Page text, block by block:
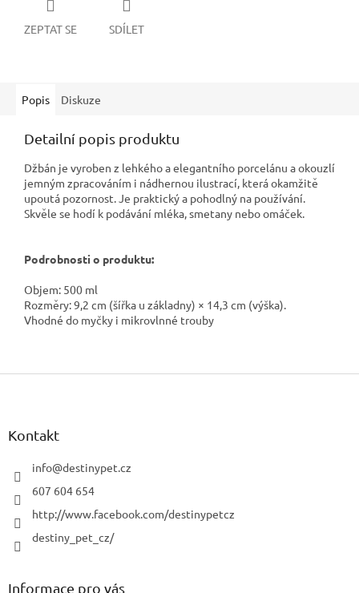
ZEPTAT SE SDÍLET
Popis Diskuze
Detailní popis produktu
Džbán je vyroben z lehkého a elegantního porcelánu a okouzlí
jemným zpracováním i nádhernou ilustrací, která okamžitě
upoutá pozornost. Je praktický a pohodlný na používání.
Skvěle se hodí k podávání mléka, smetany nebo omáček.
Podrobnosti o produktu:
Objem: 500 ml
Rozměry: 9,2 cm (šířka u základny) × 14,3 cm (výška).
Vhodné do myčky i mikrovlnné trouby
Z
Kontakt
info@destinypet.cz
607 604 654
http://www.facebook.com/destinypetcz
destiny_pet_cz/
Informace pro vás